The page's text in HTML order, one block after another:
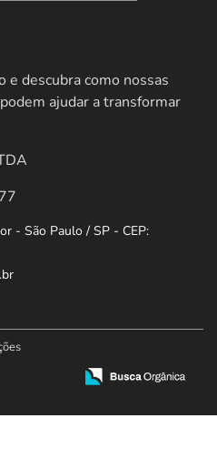
e descubra como nossas
ajudar a transformar
- São Paulo / SP - CEP: